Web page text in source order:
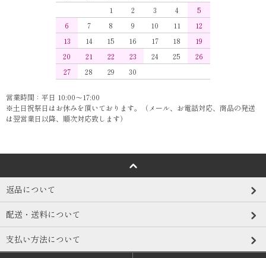
1
2 3 4
5
6
7 8 9 10 11
12
13
14 15 16 17 18
19
20
21 22 23 24 25
26
27
28 29 30
営業時間：平日 10:00～17:00
※土日祝祭日はお休みを頂いております。（メール、お電話対応、商品の発送
は翌営業日以降、順次対応致します）
返品について
配送・送料について
支払い方法について